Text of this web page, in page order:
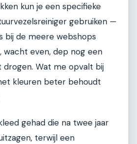
kun je een specifieke
gebruiken —
bij de meere webshops
wacht even, dep nog een
drogen. Wat me opvalt bij
kleuren beter behoudt
gehad die na twee jaar
terwijl een